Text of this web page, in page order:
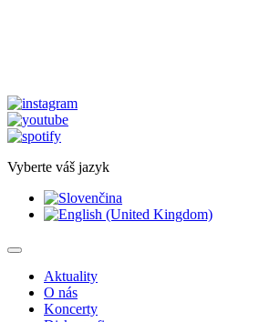
Vyberte váš jazyk
Aktuality
O nás
Koncerty